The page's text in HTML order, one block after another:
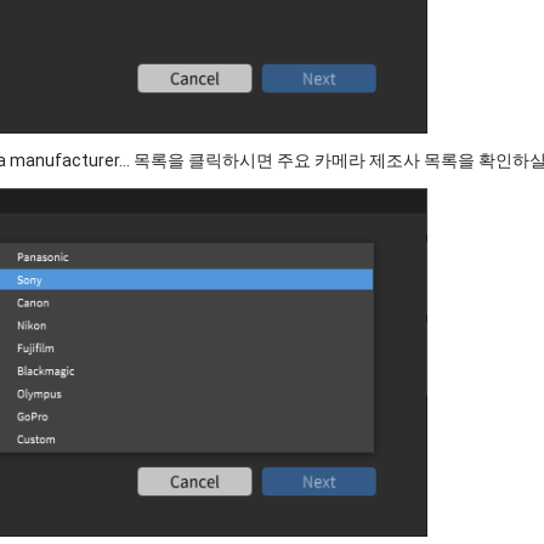
manufacturer... 목록을 클릭하시면 주요 카메라 제조사 목록을 확인하